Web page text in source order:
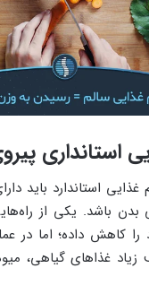
غذایی استاندارد باید
بدن باشد. یکی از
را کاهش داده؛ اما در
زیاد غذاهای گیاهی،